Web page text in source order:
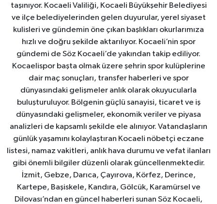
taşınıyor. Kocaeli Valiliği, Kocaeli Büyükşehir Belediyesi
ve ilçe belediyelerinden gelen duyurular, yerel siyaset
kulisleri ve gündemin öne çıkan başlıkları okurlarımıza
hızlı ve doğru şekilde aktarılıyor. Kocaeli’nin spor
gündemi de Söz Kocaeli’de yakından takip ediliyor.
Kocaelispor başta olmak üzere şehrin spor kulüplerine
dair maç sonuçları, transfer haberleri ve spor
dünyasındaki gelişmeler anlık olarak okuyucularla
buluşturuluyor. Bölgenin güçlü sanayisi, ticaret ve iş
dünyasındaki gelişmeler, ekonomik veriler ve piyasa
analizleri de kapsamlı şekilde ele alınıyor. Vatandaşların
günlük yaşamını kolaylaştıran Kocaeli nöbetçi eczane
listesi, namaz vakitleri, anlık hava durumu ve vefat ilanları
gibi önemli bilgiler düzenli olarak güncellenmektedir.
İzmit, Gebze, Darıca, Çayırova, Körfez, Derince,
Kartepe, Başiskele, Kandıra, Gölcük, Karamürsel ve
Dilovası’ndan en güncel haberleri sunan Söz Kocaeli,